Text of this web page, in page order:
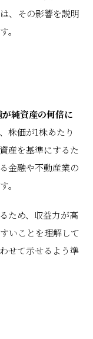
、その影響を説明
。
純資産の何倍に
株価が1株あたり
産を基準にするた
金融や不動産業の
。
ため、収益力が高
いことを理解して
せて示せるよう準